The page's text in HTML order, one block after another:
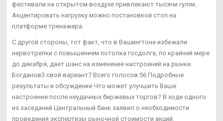
фестивали на открытом воздухе привлекают тысячи гуляк.
Акцентировать нагрузку можно постановкой стоп на
платформе тренажера.
С другой стороны, тот факт, что в Вашингтоне избежали
нервотрепки с повышением потолка госдолга, по крайней мере
до декабря, дает шанс на изменение настроений на рынке.
Богданов3 свой вариант7 Всего голосов:56 Подробные
результаты и обсуждение Что может улучшить Ваше
настроение после неудачных биржевых торгов? В ходе одного
из заседаний Центральный банк заявил о необходимости
проведения экспертизы рыночной стоимости акций.